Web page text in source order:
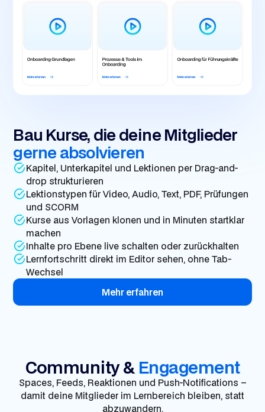
Bau Kurse, die deine Mitglieder
gerne absolvieren
Kapitel, Unterkapitel und Lektionen per Drag-and-
drop strukturieren
Lektionstypen für Video, Audio, Text, PDF, Prüfungen
und SCORM
Kurse aus Vorlagen klonen und in Minuten startklar
machen
Inhalte pro Ebene live schalten oder zurückhalten
Lernfortschritt direkt im Editor sehen, ohne Tab-
Wechsel
Mehr erfahren
Community & Engagement
Spaces, Feeds, Reaktionen und Push-Notifications –
damit deine Mitglieder im Lernbereich bleiben, statt
abzuwandern.